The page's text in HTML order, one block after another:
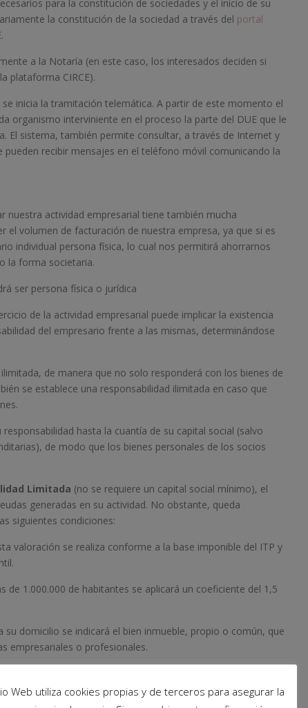
para la constitución de sociedades y el inicio de su
la constitución de la sociedad a través del portal
a la Notaría (en este caso, los interesados deciden si
plataforma CIRCE).
inicia la tramitación telemática. A partir de este momento el
organismo interviniente en el proceso la parte del DUE que le
El sistema, también permite consultar, a través de Internet y
recibir mensajes en el teléfono móvil comunicando la
nuestra actividad empresarial tiene también mucha
el volumen de facturación de nuestra empresa, ya que si es
individual persona física, lo cual nos permitirá ahorrarnos
la forma societaria.
ser persona física o jurídica
de la actividad empresarial puede implicar la existencia
del empresario frente a las mismas, determinándose
de manera que no solo responderá con los bienes de
se establece una responsabilidad ilimitada en caso que
hasta la cuantía de su capital social (salvo
de modo que los bienes personales de los socios
Limitada (no se requiere un capital social mínimo), el
generadas en su actividad. No obstante, queda
siguientes condiciones:
valoración se realiza conforme a la base imponible del ITP y
de 1.000.000 de habitantes se aplicará un coeficiente del 1,5
domicilio se indicará el bien inmueble, propio o común, que
empresariales o profesionales.
actuado con fraude o negligencia grave en el
así conste por sentencia firme o en concurso declarado
Web utiliza cookies propias y de terceros para asegurar la